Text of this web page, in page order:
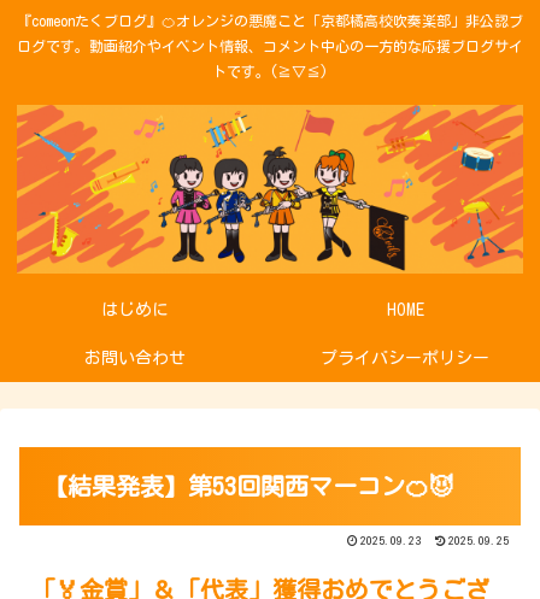
『comeonたくブログ』🍊オレンジの悪魔こと「京都橘高校吹奏楽部」非公認ブ
ログです。動画紹介やイベント情報、コメント中心の一方的な応援ブログサイ
トです。(≧▽≦)
はじめに HOME
お問い合わせ プライバシーポリシー
【結果発表】第53回関西マーコン🍊😈
2025.09.23 2025.09.25
「🏅金賞」＆「代表」獲得おめでとうござ